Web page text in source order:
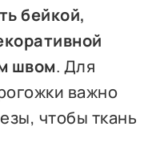
бейкой,
швом. Для
важно
чтобы ткань